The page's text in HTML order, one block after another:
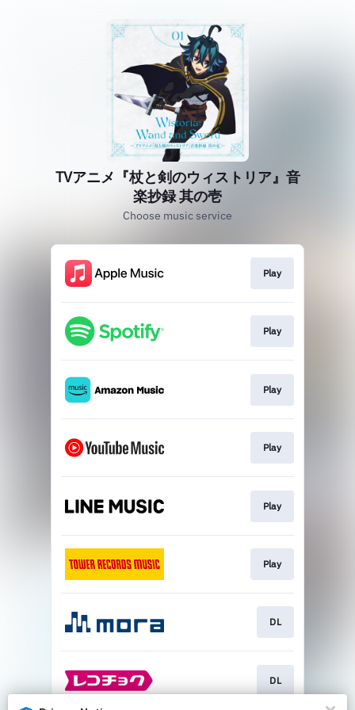
TVアニメ『杖と剣のウィストリア』音
楽抄録 其の壱
Choose music service
Play
Play
Play
Play
Play
Play
DL
DL